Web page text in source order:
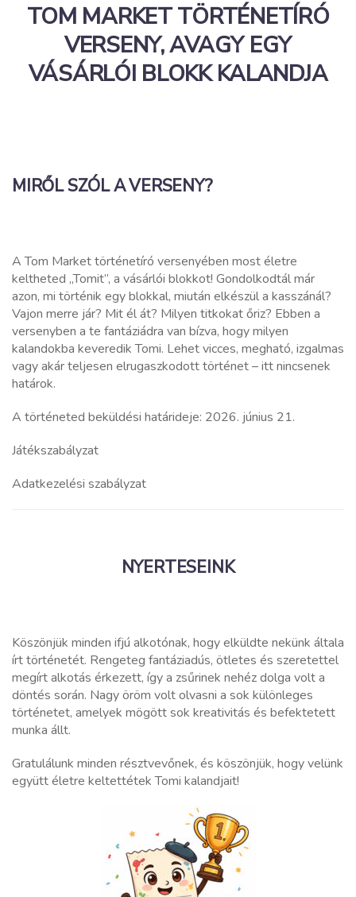
TOM MARKET TÖRTÉNETÍRÓ
VERSENY, AVAGY EGY
VÁSÁRLÓI BLOKK KALANDJA
MIRŐL SZÓL A VERSENY?
A Tom Market történetíró versenyében most életre
keltheted „Tomit”, a vásárlói blokkot! Gondolkodtál már
azon, mi történik egy blokkal, miután elkészül a kasszánál?
Vajon merre jár? Mit él át? Milyen titkokat őriz? Ebben a
versenyben a te fantáziádra van bízva, hogy milyen
kalandokba keveredik Tomi. Lehet vicces, megható, izgalmas
vagy akár teljesen elrugaszkodott történet – itt nincsenek
határok.
A történeted beküldési határideje: 2026. június 21.
Játékszabályzat
Adatkezelési szabályzat
NYERTESEINK
Köszönjük minden ifjú alkotónak, hogy elküldte nekünk általa
írt történetét. Rengeteg fantáziadús, ötletes és szeretettel
megírt alkotás érkezett, így a zsűrinek nehéz dolga volt a
döntés során. Nagy öröm volt olvasni a sok különleges
történetet, amelyek mögött sok kreativitás és befektetett
munka állt.
Gratulálunk minden résztvevőnek, és köszönjük, hogy velünk
együtt életre keltettétek Tomi kalandjait!